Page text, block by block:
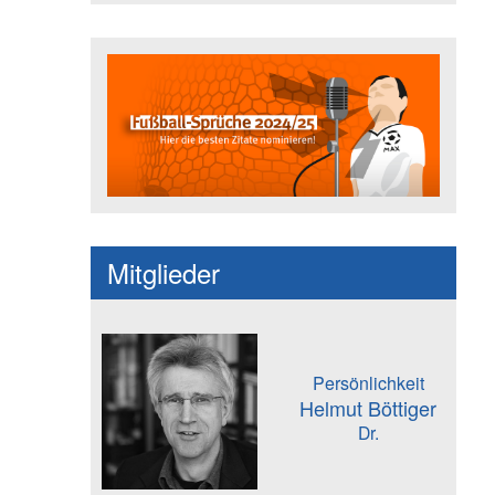
Fußballspruch des Jahres:
Mitglieder
Persönlichkeit
Helmut Böttiger
Dr.